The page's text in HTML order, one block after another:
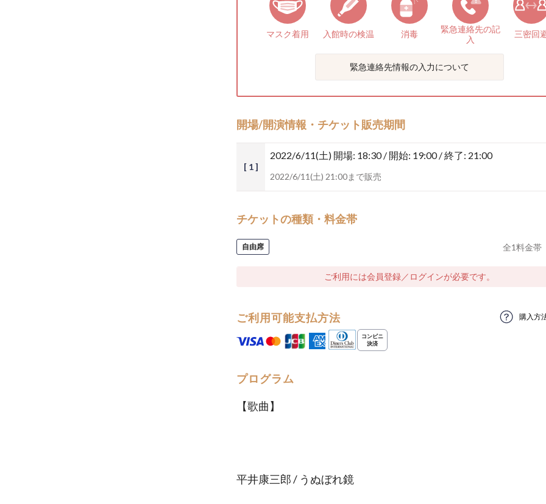
マスク着用 入館時の検温 消毒 緊急連絡先の記
入
三密回
緊急連絡先情報の入力について
開場/開演情報・チケット販売期間
[ 1 ]
2022/6/11(土) 開場: 18:30 / 開始: 19:00 / 終了: 21:00
2022/6/11(土) 21:00まで販売
チケットの種類・料金帯
自由席 全1料金帯
ご利用には会員登録／ログインが必要です。
ご利用可能支払方法 購入方
プログラム
【歌曲】
平井康三郎 / うぬぼれ鏡